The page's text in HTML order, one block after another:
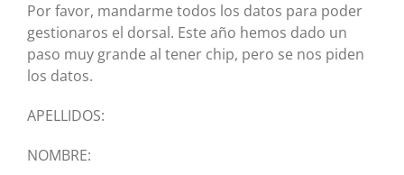
Por favor, mandarme todos los datos para poder
gestionaros el dorsal. Este año hemos dado un
paso muy grande al tener chip, pero se nos piden
los datos.
APELLIDOS:
NOMBRE: